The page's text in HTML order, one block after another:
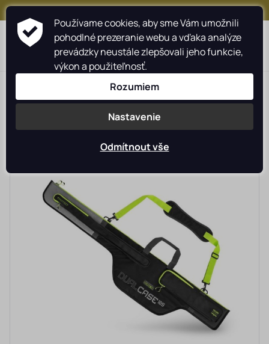
+421 917 159 547
Rybárské potreby rybarzv.sk>DELPHIN moss.sk
Prúty a navijaky >
Používame cookies, aby sme Vám umožnili
pohodlné prezeranie webu a vďaka analýze
prevádzky neustále zlepšovali jeho funkcie,
výkon a použiteľnosť.
Rozumiem
Nastavenie
Odmítnout vše